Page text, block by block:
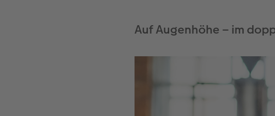
Auf Augenhöhe – im